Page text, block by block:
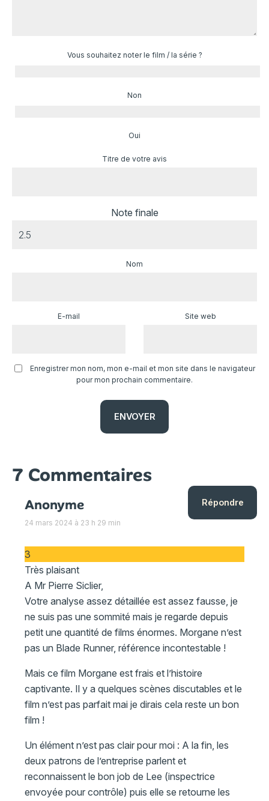
Vous souhaitez noter le film / la série ?
Non
Oui
Titre de votre avis
Note finale
Nom
E-mail Site web
Enregistrer mon nom, mon e-mail et mon site dans le navigateur
pour mon prochain commentaire.
7 Commentaires
Anonyme
24 mars 2024 à 23 h 29 min
3
Très plaisant
A Mr Pierre Siclier,
Votre analyse assez détaillée est assez fausse, je
ne suis pas une sommité mais je regarde depuis
petit une quantité de films énormes. Morgane n’est
pas un Blade Runner, référence incontestable !
Mais ce film Morgane est frais et l’histoire
captivante. Il y a quelques scènes discutables et le
film n’est pas parfait mai je dirais cela reste un bon
film !
Un élément n’est pas clair pour moi : A la fin, les
deux patrons de l’entreprise parlent et
reconnaissent le bon job de Lee (inspectrice
envoyée pour contrôle) puis elle se retourne les
Répondre